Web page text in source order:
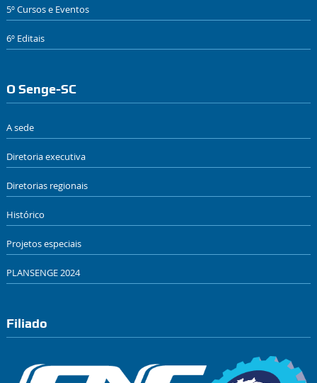
5º Cursos e Eventos
6º Editais
O Senge-SC
A sede
Diretoria executiva
Diretorias regionais
Histórico
Projetos especiais
PLANSENGE 2024
Filiado